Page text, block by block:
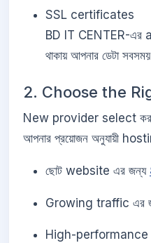
SSL certificates
BD IT CENTER-
থাকায় আপনার ডেটা
2. Choose the
New provider select করার
আপনার প্রয়োজন অনুযায়ী
ছোট website এর জন্য
Growing traffic এর
High-performance